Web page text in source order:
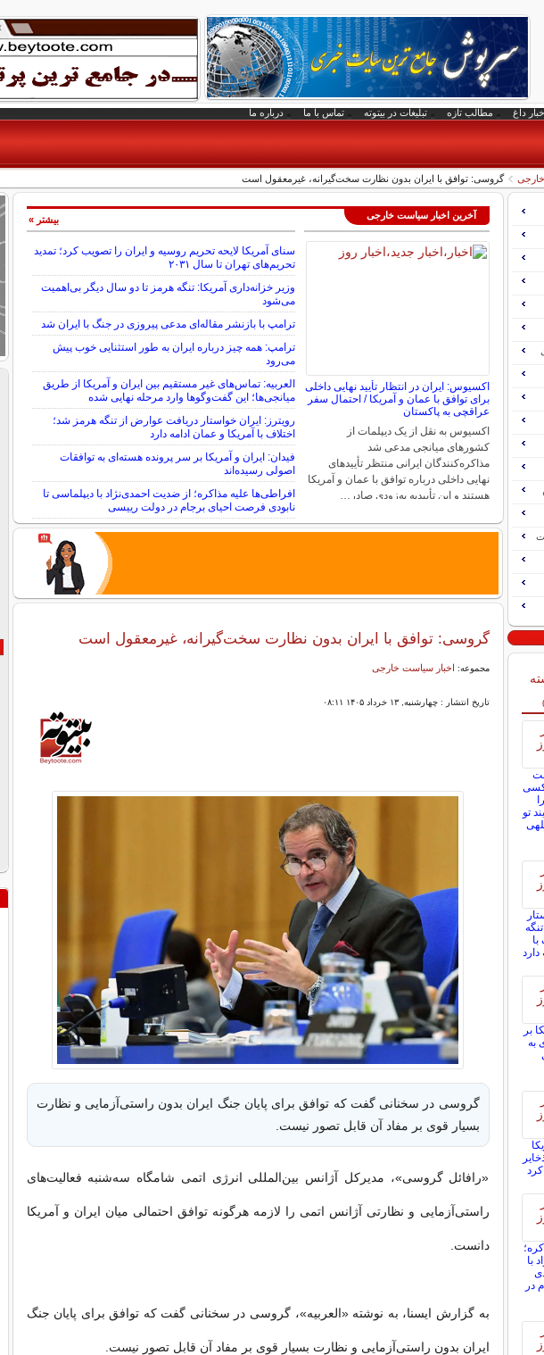
داغ مطالب تازه تبلیغات در بیتوته تماس با ما درباره ما
گروسی: توافق با ایران بدون نظارت سخت‌گیرانه، غیرمعقول است
آخرین اخبار سیاست خارجی
اکسیوس: ایران در انتظار تأیید نهایی داخلی
برای توافق با عمان و آمریکا / احتمال سفر
عراقچی به پاکستان
اکسیوس به نقل از یک دیپلمات از
کشورهای میانجی مدعی شد
مذاکره‌کنندگان ایرانی منتظر تأییدهای
نهایی داخلی درباره توافق با عمان و آمریکا
هستند و این تأییدیه به‌زودی صادر…
سنای آمریکا لایحه تحریم روسیه و ایران را تصویب کرد؛ تمدید
تحریم‌های تهران تا سال ۲۰۳۱
وزیر خزانه‌داری آمریکا: تنگه هرمز تا دو سال دیگر بی‌اهمیت
می‌شود
ترامپ با بازنشر مقاله‌ای مدعی پیروزی در جنگ با ایران شد
ترامپ: همه چیز درباره ایران به طور استثنایی خوب پیش
می‌رود
العربیه: تماس‌های غیر مستقیم بین ایران و آمریکا از طریق
میانجی‌ها؛ این گفت‌و‌گو‌ها وارد مرحله نهایی شده
رویترز: ایران خواستار دریافت عوارض از تنگه هرمز شد؛
اختلاف با آمریکا و عمان ادامه دارد
فیدان: ایران و آمریکا بر سر پرونده هسته‌ای به توافقات
اصولی رسیده‌اند
افراطی‌ها علیه مذاکره؛ از ضدیت احمدی‌نژاد با دیپلماسی تا
نابودی فرصت احیای برجام در دولت رییسی
بیشتر »
گروسی: توافق با ایران بدون نظارت سخت‌گیرانه، غیرمعقول است
مجموعه: اخبار سیاست خارجی
تاریخ انتشار : چهارشنبه, ۱۳ خرداد ۱۴۰۵ ۰۸:۱۱
گروسی در سخنانی گفت که توافق برای پایان جنگ ایران بدون راستی‌آزمایی و نظارت
بسیار قوی بر مفاد آن قابل تصور نیست.
«رافائل گروسی»، مدیرکل آژانس بین‌المللی انرژی اتمی شامگاه سه‌شنبه فعالیت‌های
راستی‌آزمایی و نظارتی آژانس اتمی را لازمه هرگونه توافق احتمالی میان ایران و آمریکا
دانست.
به گزارش ایسنا، به نوشته «العربیه»، گروسی در سخنانی گفت که توافق برای پایان جنگ
ایران بدون راستی‌آزمایی و نظارت بسیار قوی بر مفاد آن قابل تصور نیست.
کسی
تو
دارد
بر
به
با
در